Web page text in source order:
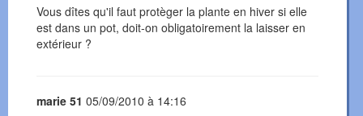
Vous dîtes qu'il faut protèger la plante en hiver si elle
est dans un pot, doit-on obligatoirement la laisser en
extérieur ?
marie 51 05/09/2010 à 14:16